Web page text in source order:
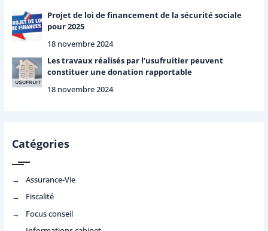
Projet de loi de financement de la sécurité sociale
pour 2025
18 novembre 2024
Les travaux réalisés par l’usufruitier peuvent
constituer une donation rapportable
18 novembre 2024
Catégories
Assurance-Vie
Fiscalité
Focus conseil